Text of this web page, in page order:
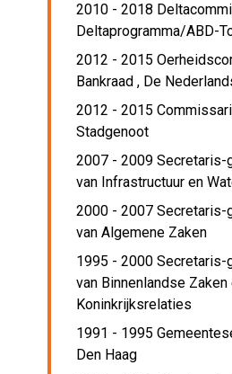
2010 - 2018
Deltaprogramma/ABD-
2012 - 2015
Bankraad , De
2012 - 2015
Stadgenoot
2007 - 2009 Secretaris-
van Infrastructuur en
2000 - 2007 Secretaris-
van Algemene Zaken
1995 - 2000 Secretaris-
van Binnenlandse Zaken
Koninkrijksrelaties
1991 - 1995
Den Haag